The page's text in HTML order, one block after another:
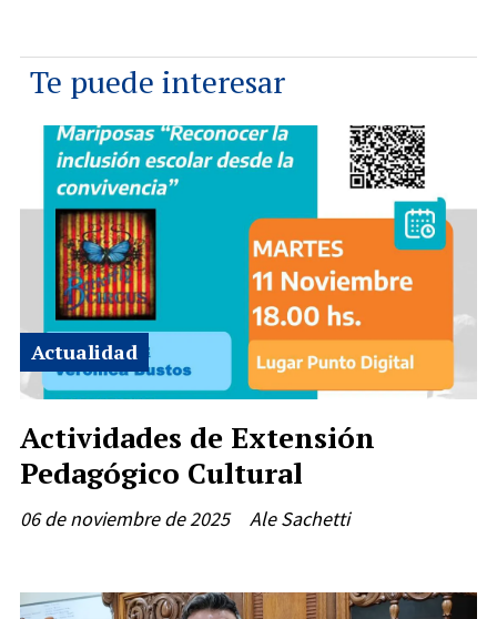
Te puede interesar
Actividades de Extensión
Pedagógico Cultural
Ale Sachetti
Actualidad
06 de noviembre de 2025